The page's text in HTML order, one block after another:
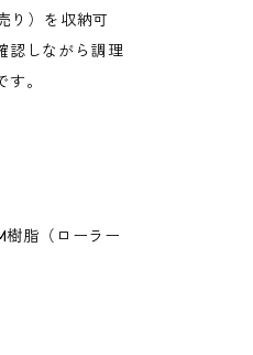
り）を収納可
認しながら調理
。
樹脂（ローラー